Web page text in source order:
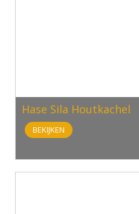
Hase Sila Houtkachel
BEKIJKEN